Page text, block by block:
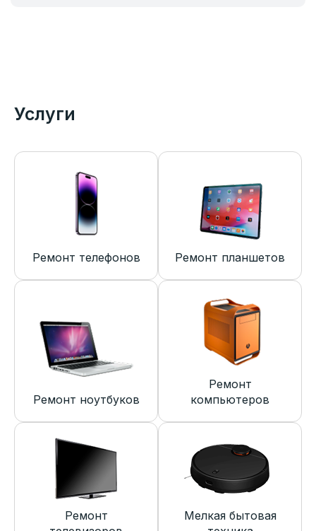
Услуги
Ремонт телефонов Ремонт планшетов
Ремонт ноутбуков
Ремонт
компьютеров
Ремонт
Мелкая бытовая